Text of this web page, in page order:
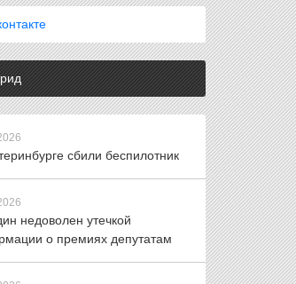
сбили беспилотник
недоволен утечкой
о премиях депутатам